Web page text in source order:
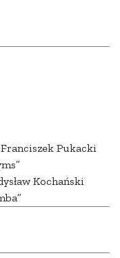
Pukacki
Kochański